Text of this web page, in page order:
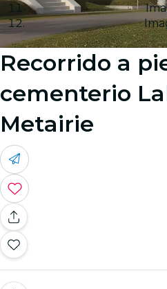
Recorrido a
cementerio
Metairie